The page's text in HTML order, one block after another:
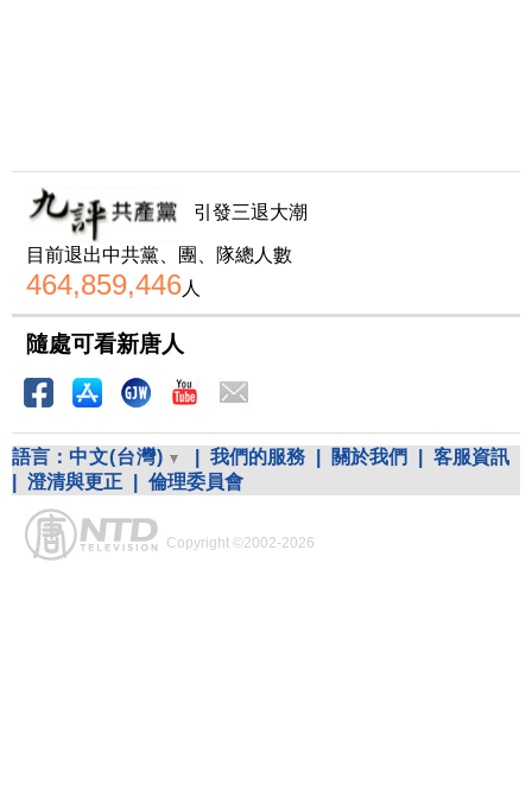
引發三退大潮
目前退出中共黨、團、隊總人數
464,859,446人
隨處可看新唐人
語言： 中文(台灣) 我們的服務 關於我們
客服資訊
澄清與更正 倫理委員會
Copyright ©2002-2026